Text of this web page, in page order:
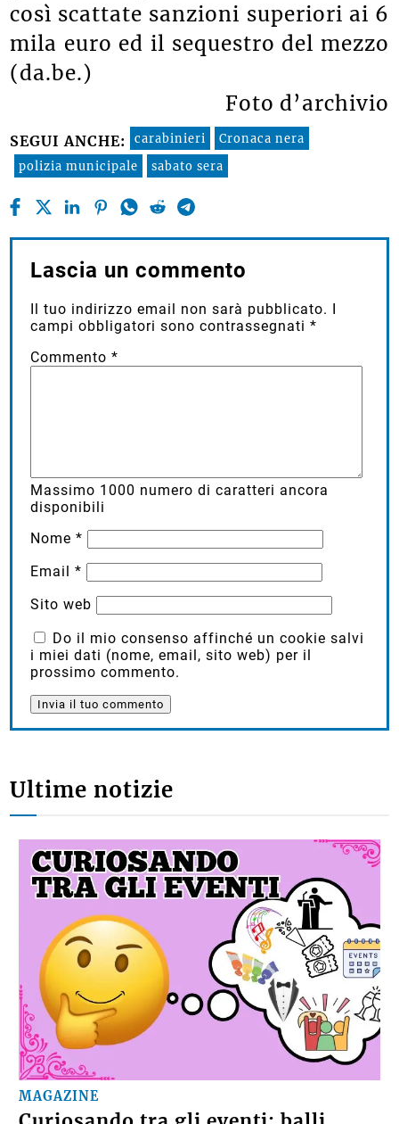
così scattate sanzioni superiori ai 6
mila euro ed il sequestro del mezzo
(da.be.)
Foto d’archivio
SEGUI ANCHE: carabinieri
Cronaca nera
polizia municipale
sabato sera
Lascia un commento
Il tuo indirizzo email non sarà pubblicato.
campi obbligatori sono contrassegnati*
Commento*
Massimo 1000 numero di caratteri ancora
disponibili
Nome*
Email*
Sito web
Do il mio consenso affinché un cookie salvi
i miei dati (nome, email, sito web) per il
prossimo commento.
Ultime notizie
MAGAZINE